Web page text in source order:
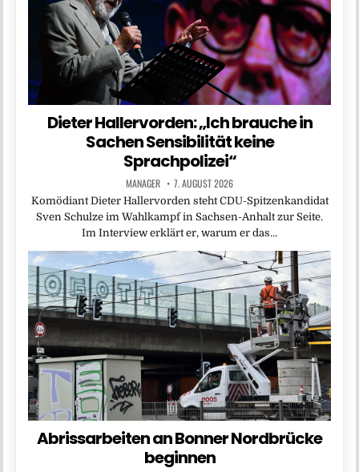
Dieter Hallervorden: „Ich brauche in
Sachen Sensibilität keine
Sprachpolizei“
MANAGER 7. AUGUST 2026
Komödiant Dieter Hallervorden steht CDU-Spitzenkandidat
Sven Schulze im Wahlkampf in Sachsen-Anhalt zur Seite.
Im Interview erklärt er, warum er das…
Abrissarbeiten an Bonner Nordbrücke
beginnen